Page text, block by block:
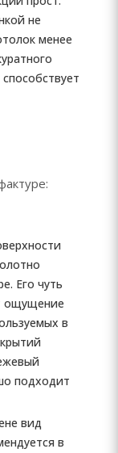
не
менее
Его чуть
ощущение
в
подходит
вид
в